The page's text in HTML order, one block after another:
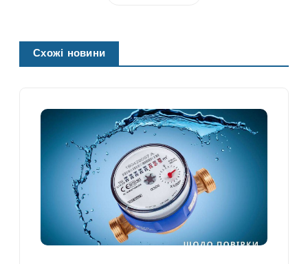
Схожі новини